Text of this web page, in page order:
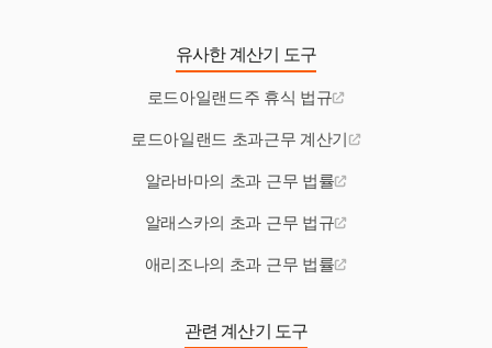
유사한 계산기 도구
로드아일랜드주 휴식 법규
로드아일랜드 초과근무 계산기
알라바마의 초과 근무 법률
알래스카의 초과 근무 법규
애리조나의 초과 근무 법률
관련 계산기 도구